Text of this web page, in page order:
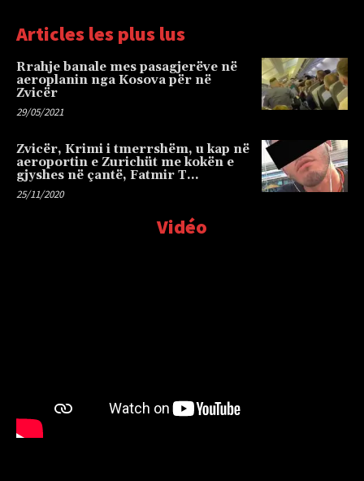
Articles les plus lus
Rrahje banale mes pasagjerëve në
aeroplanin nga Kosova për në
Zvicër
29/05/2021
Zvicër, Krimi i tmerrshëm, u kap në
aeroportin e Zurichüt me kokën e
gjyshes në çantë, Fatmir T…
25/11/2020
Vidéo